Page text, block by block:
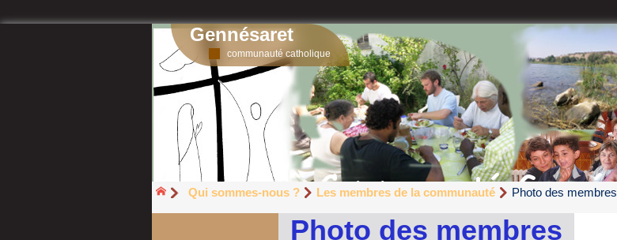
Gennésaret
communauté catholique
Qui sommes-nous ? Les membres de la communauté Photo des membres
Photo des membres